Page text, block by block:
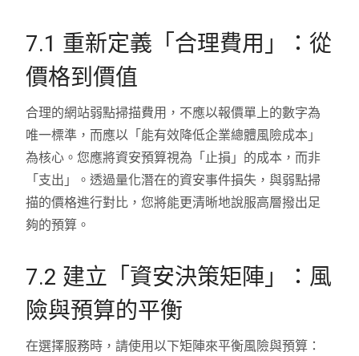
7.1 重新定義「合理費用」：從
價格到價值
合理的網站弱點掃描費用，不應以報價單上的數字為
唯一標準，而應以「能有效降低企業總體風險成本」
為核心。您應將資安預算視為「止損」的成本，而非
「支出」。透過量化潛在的資安事件損失，與弱點掃
描的價格進行對比，您將能更清晰地說服高層撥出足
夠的預算。
7.2 建立「資安決策矩陣」：風
險與預算的平衡
在選擇服務時，請使用以下矩陣來平衡風險與預算：